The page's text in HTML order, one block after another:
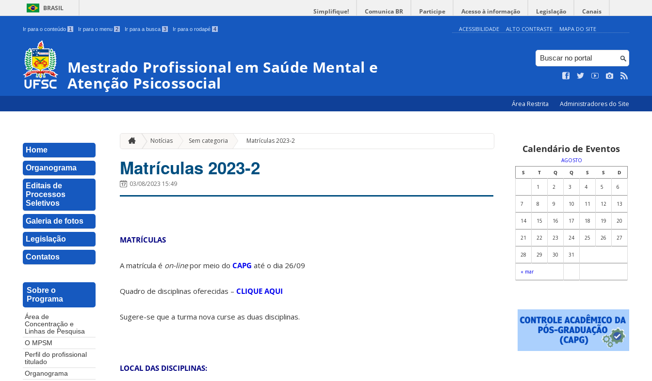
BRASIL Simplifique! Comunica BR Participe Acesso à informação Legislação Canais
Ir para o conteúdo 1 Ir para o menu 2 Ir para a busca 3 Ir para o rodapé 4 ACESSIBILIDADE ALTO CONTRASTE MAPA DO SITE
Mestrado Profissional em Saúde Mental e
Atenção Psicossocial
Área Restrita Administradores do Site
Home
Organograma
Editais de
Processos
Seletivos
Galeria de fotos
Legislação
Contatos
Sobre o
Programa
Área de
Concentração e
Linhas de Pesquisa
O MPSM
Perfil do profissional
titulado
Organograma
Notícias Sem categoria » Matrículas 2023-2
Matrículas 2023-2
03/08/2023 15:49
MATRÍCULAS
A matrícula é on-linepor meio do CAPG até o dia 26/09
Quadro de disciplinas oferecidas – CLIQUE AQUI
Sugere-se que a turma nova curse as duas disciplinas.
LOCAL DAS DISCIPLINAS:
Calendário de Eventos
AGOSTO
S
T Q Q S S D
« mar
1 2 3 4 5 6
7 8 9 10 11 12 13
14 15 16 17 18 19 20
21 22 23 24 25 26 27
28 29 30 31